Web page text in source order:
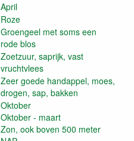
April
Roze
Groengeel met soms een
rode blos
Zoetzuur, saprijk, vast
vruchtvlees
Zeer goede handappel, moes,
drogen, sap, bakken
Oktober
Oktober - maart
Zon, ook boven 500 meter